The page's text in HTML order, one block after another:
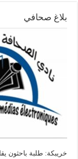
بلاغ صحافي
خريبكة: طلبة باحثون